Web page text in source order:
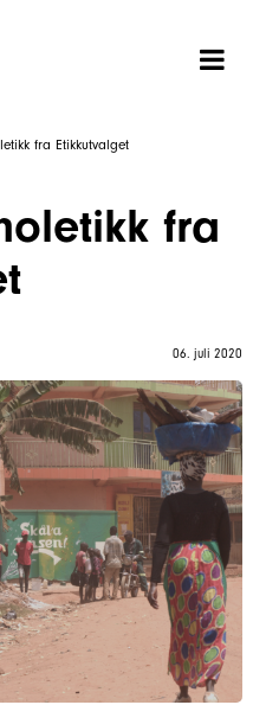
fra Etikkutvalget
fra
06. juli 2020